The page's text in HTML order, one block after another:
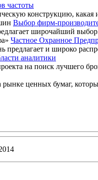
частоты
конструкцию,
Выбор фирм-
широчайший
Частное Охранное
и широко
аналитики
на поиск лучшего
ценных бумаг,